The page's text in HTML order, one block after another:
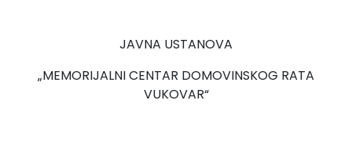
JAVNA USTANOVA
„MEMORIJALNI CENTAR DOMOVINSKOG RATA
VUKOVAR“